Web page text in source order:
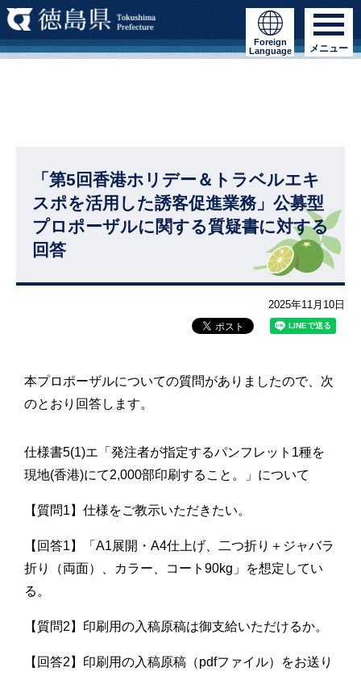
Foreign
Language
メニュー
「第5回香港ホリデー＆トラベルエキ
スポを活用した誘客促進業務」公募型
プロポーザルに関する質疑書に対する
回答
2025年11月10日
本プロポーザルについての質問がありましたので、次
のとおり回答します。
仕様書5(1)エ「発注者が指定するパンフレット1種を
現地(香港)にて2,000部印刷すること。」について
【質問1】仕様をご教示いただきたい。
【回答1】「A1展開・A4仕上げ、二つ折り＋ジャバラ
折り（両面）、カラー、コート90kg」を想定してい
る。
【質問2】印刷用の入稿原稿は御支給いただけるか。
【回答2】印刷用の入稿原稿（pdfファイル）をお送り